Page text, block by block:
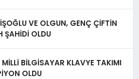
VE OLGUN, GENÇ ÇİFTİN
ŞAHİDİ OLDU
MİLLİ BİLGİSAYAR KLAVYE TAKIMI
OLDU